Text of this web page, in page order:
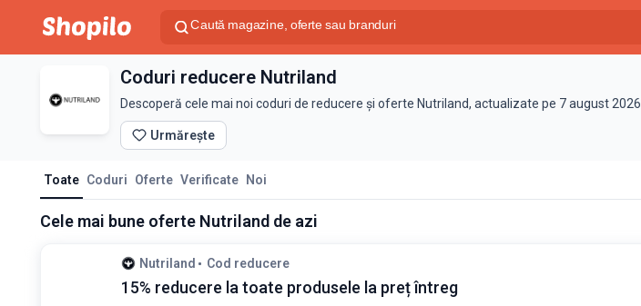
Coduri reducere Nutriland
Descoperă cele mai noi coduri de reducere și oferte Nutriland, actualizate pe 7 august 2026
Urmărește
Toate Coduri Oferte Verificate Noi
Cele mai bune oferte Nutriland de azi
Nutriland Cod reducere
15% reducere la toate produsele la preț întreg